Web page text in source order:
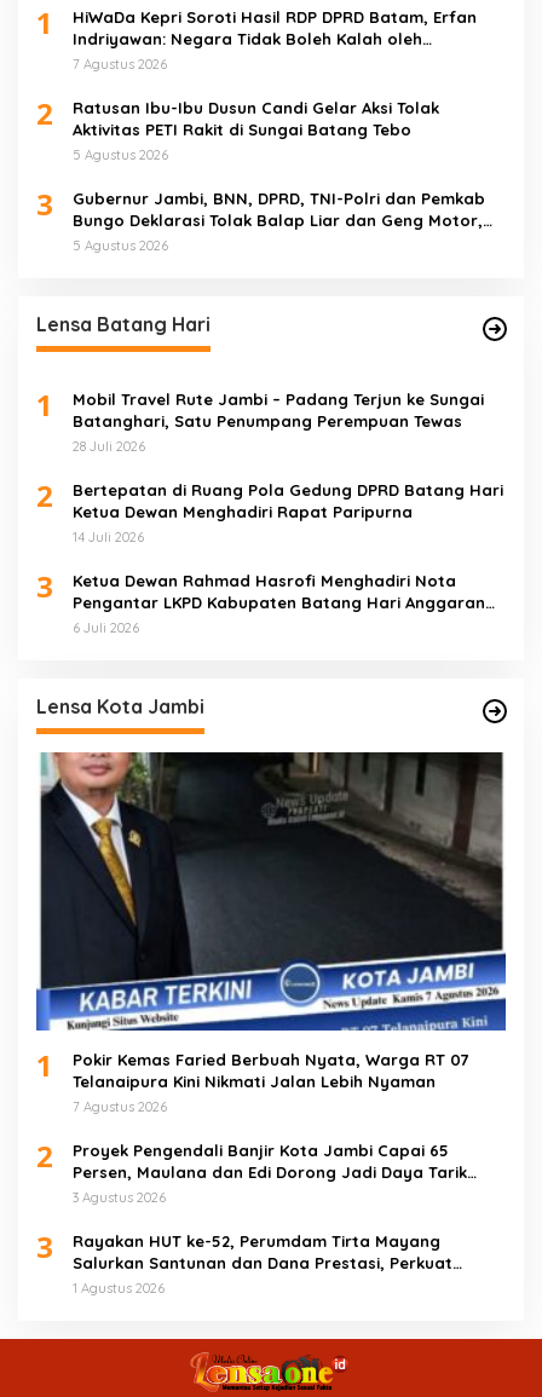
1
HiWaDa Kepri Soroti Hasil RDP DPRD Batam, Erfan
Indriyawan: Negara Tidak Boleh Kalah oleh
Maladministrasi
7 Agustus 2026
2
Ratusan Ibu-Ibu Dusun Candi Gelar Aksi Tolak
Aktivitas PETI Rakit di Sungai Batang Tebo
5 Agustus 2026
3
Gubernur Jambi, BNN, DPRD, TNI-Polri dan Pemkab
Bungo Deklarasi Tolak Balap Liar dan Geng Motor,
Semua Elemen Bersatu Lindungi Generasi Muda
5 Agustus 2026
Lensa Batang Hari
1
Mobil Travel Rute Jambi – Padang Terjun ke Sungai
Batanghari, Satu Penumpang Perempuan Tewas
28 Juli 2026
2
Bertepatan di Ruang Pola Gedung DPRD Batang Hari
Ketua Dewan Menghadiri Rapat Paripurna
14 Juli 2026
3
Ketua Dewan Rahmad Hasrofi Menghadiri Nota
Pengantar LKPD Kabupaten Batang Hari Anggaran
2025
6 Juli 2026
Lensa Kota Jambi
1
Pokir Kemas Faried Berbuah Nyata, Warga RT 07
Telanaipura Kini Nikmati Jalan Lebih Nyaman
7 Agustus 2026
2
Proyek Pengendali Banjir Kota Jambi Capai 65
Persen, Maulana dan Edi Dorong Jadi Daya Tarik
Wisata
3 Agustus 2026
3
Rayakan HUT ke-52, Perumdam Tirta Mayang
Salurkan Santunan dan Dana Prestasi, Perkuat
Komitmen Tingkatkan Pelayanan
1 Agustus 2026